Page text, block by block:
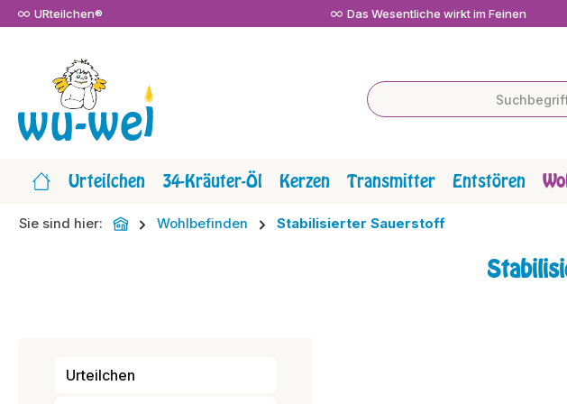
Hauptinhalt springen
Zur Suche springen
Zur Hauptnavigation springen
URteilchen® Das Wesentliche wirkt im Feinen
Urteilchen 34-Kräuter-Öl Kerzen Transmitter Entstören
Sie sind hier: Wohlbefinden Stabilisierter Sauerstoff
Urteilchen